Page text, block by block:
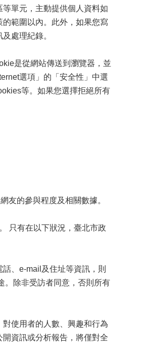
單元，主動提供個人資料如
範圍以內。此外，如果您寫
處理紀錄。
是從網站傳送到瀏覽器，並
選項」的「安全性」中選
等。如果您選擇拒絕所有
的參與程度及相關數據。
只有在以下狀況，臺北市政
、e-mail及住址等資訊，則
。除非受訪者同意，否則所有
使用者的人數、興趣和行為
資訊或分析報告，將僅對全